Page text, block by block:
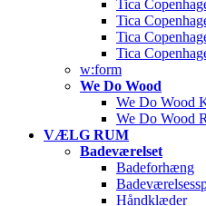
Tica
Tica
Tica
Tica
w:form
We Do Wood
We Do Wood
We Do Wood
VÆLG RUM
Badeværelset
Badeforhæng
Håndklæder